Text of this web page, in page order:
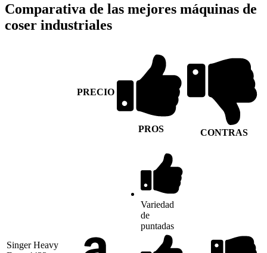
Comparativa de las mejores máquinas de
coser industriales
PRECIO
PROS CONTRAS
Singer Heavy
Variedad
de
puntadas